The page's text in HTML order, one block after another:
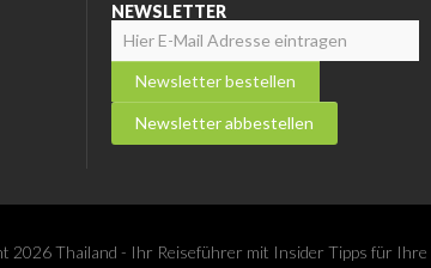
NEWSLETTER
2026 Thailand - Ihr Reiseführer mit Insider Tipps für Ihre